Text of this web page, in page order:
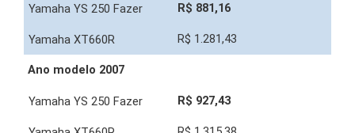
R$ 881,16
R$ 1.281,43
Ano modelo 2007
R$ 927,43